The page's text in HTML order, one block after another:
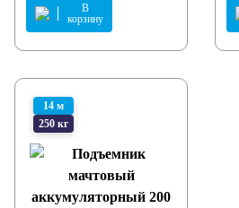
В
корзину
14 м
250 кг